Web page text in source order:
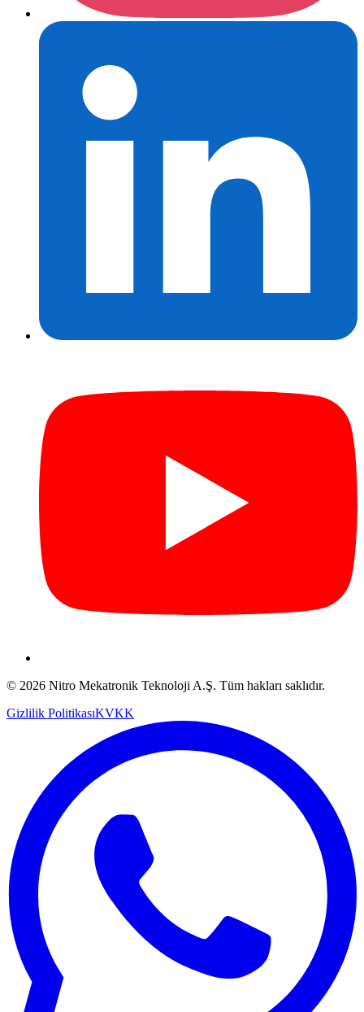
© 2026 Nitro Mekatronik Teknoloji A.Ş. Tüm hakları saklıdır.
Gizlilik PolitikasıKVKK